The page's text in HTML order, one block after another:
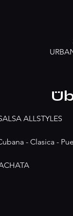
ALLSTYLES
- Clasica -